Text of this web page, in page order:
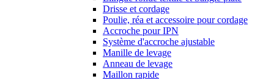
Drisse et cordage
Poulie, réa et accessoire pour cordage
Accroche pour IPN
Système d'accroche ajustable
Manille de levage
Anneau de levage
Maillon rapide